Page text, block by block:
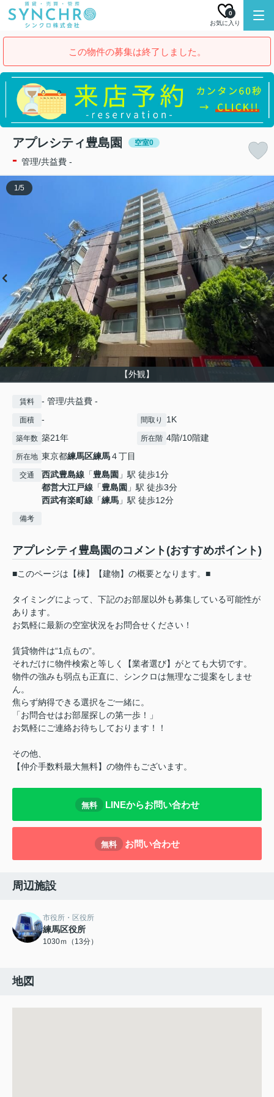
お気に入り
0
この物件の募集は終了しました。
アプレシティ豊島園 空室0
- 管理/共益費 -
【外観】
1 /5
賃料 - 管理/共益費 -
面積 - 間取り 1K
築年数 築21年 所在階 4階/10階建
所在地 東京都練馬区練馬４丁目
交通 西武豊島線 「豊島園 」駅 徒歩1分
都営大江戸線 「豊島園 」駅 徒歩3分
西武有楽町線 「練馬 」駅 徒歩12分
備考
アプレシティ豊島園のコメント(おすすめポイント)
■このページは【棟】【建物】の概要となります。■
タイミングによって、下記のお部屋以外も募集している可能性が
あります。
お気軽に最新の空室状況をお問合せください！
賃貸物件は“1点もの”。
それだけに物件検索と等しく【業者選び】がとても大切です。
物件の強みも弱点も正直に、シンクロは無理なご提案をしませ
ん。
焦らず納得できる選択をご一緒に。
「お問合せはお部屋探しの第一歩！」
お気軽にご連絡お待ちしております！！
その他、
【仲介手数料最大無料】の物件もございます。
無料 LINEからお問い合わせ
無料 お問い合わせ
周辺施設
市役所・区役所
練馬区役所
1030ｍ（13分）
地図